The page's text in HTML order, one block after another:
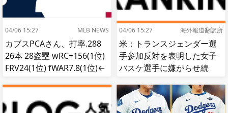
04/06 15:27 MLB NEWS
カブスPCAさん、打率.288
26本 28盗塁 wRC+156(1位)
FRV24(1位) fWAR7.8(1位)←
04/06 15:27 海外報道翻訳所
米：トランスジェンダー選
手参加反対を表明した女子
バスケ選手に嫌がらせ続
肘鉄を顔面に食らう[海外の
反応]